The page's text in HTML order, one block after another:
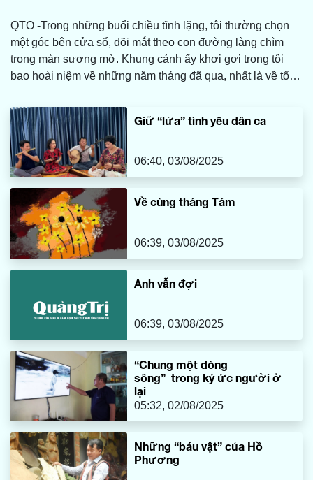
QTO -Trong những buổi chiều tĩnh lặng, tôi thường chọn
một góc bên cửa sổ, dõi mắt theo con đường làng chìm
trong màn sương mờ. Khung cảnh ấy khơi gợi trong tôi
bao hoài niệm về những năm tháng đã qua, nhất là về tổ
lặng lẽ vun vén và chăm sóc cho cả gia đình. Và ở đó,
giữa bao nhiêu vật dụng thân thuộc, tôi vẫn mãi nhớ về
chiếc máy may cũ kỹ của mẹ, một món đồ tưởng chừng đã
bị thời gian lãng quên.
Giữ “lửa” tình yêu dân ca
06:40, 03/08/2025
Về cùng tháng Tám
06:39, 03/08/2025
Anh vẫn đợi
06:39, 03/08/2025
“Chung một dòng
sông” trong ký ức người ở
lại
05:32, 02/08/2025
Những “báu vật” của Hồ
Phương